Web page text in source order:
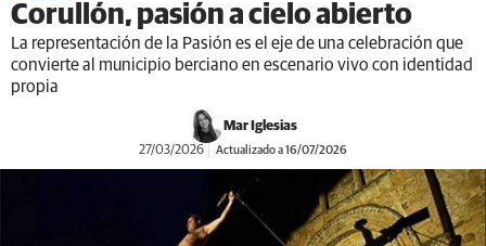
Corullón, pasión a cielo abierto
La representación de la Pasión es el eje de una celebración que
convierte al municipio berciano en escenario vivo con identidad
propia
Mar Iglesias
27/03/2026 Actualizado a 16/07/2026